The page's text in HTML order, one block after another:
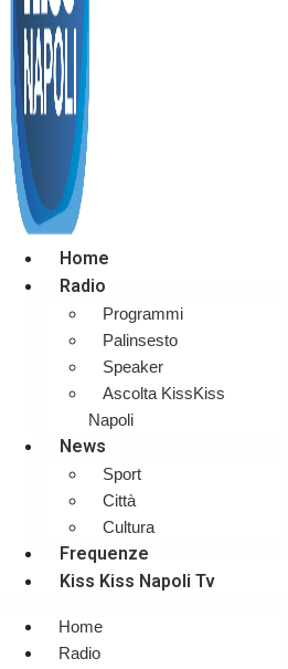
Home
Radio
Programmi
Palinsesto
Speaker
Ascolta KissKiss
Napoli
News
Sport
Città
Cultura
Frequenze
Kiss Kiss Napoli Tv
Home
Radio